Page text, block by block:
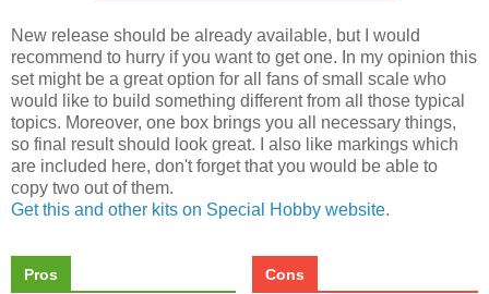
New release should be already available, but I would
recommend to hurry if you want to get one. In my opinion this
set might be a great option for all fans of small scale who
would like to build something different from all those typical
topics. Moreover, one box brings you all necessary things,
so final result should look great. I also like markings which
are included here, don't forget that you would be able to
copy two out of them.
Get this and other kits on Special Hobby website.
Pros Cons